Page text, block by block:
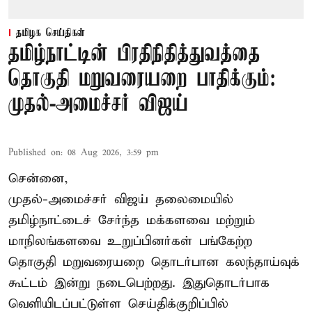
தமிழக செய்திகள்
தமிழ்நாட்டின் பிரதிநிதித்துவத்தை
தொகுதி மறுவரையறை பாதிக்கும்:
முதல்-அமைச்சர் விஜய்
Published on: 08 Aug 2026, 3:59 pm
சென்னை,
முதல்-அமைச்சர் விஜய் தலைமையில்
தமிழ்நாட்டைச் சேர்ந்த மக்களவை மற்றும்
மாநிலங்களவை உறுப்பினர்கள் பங்கேற்ற
தொகுதி மறுவரையறை தொடர்பான கலந்தாய்வுக்
கூட்டம் இன்று நடைபெற்றது. இதுதொடர்பாக
வெளியிடப்பட்டுள்ள செய்திக்குறிப்பில்